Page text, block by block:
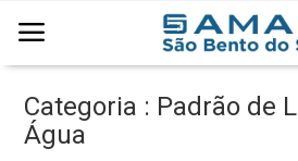
Página Inicial
Categoria : Padrão de
Água